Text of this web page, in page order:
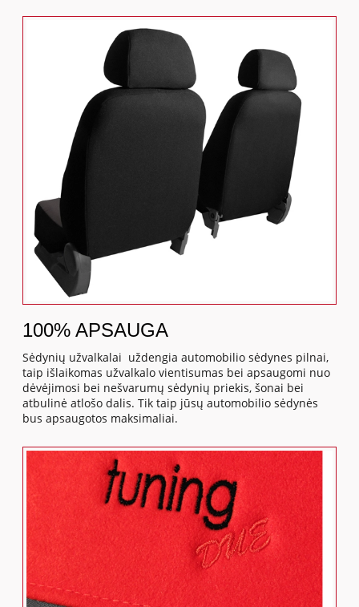
100% APSAUGA
Sėdynių užvalkalai uždengia automobilio sėdynes pilnai,
taip išlaikomas užvalkalo vientisumas bei apsaugomi nuo
dėvėjimosi bei nešvarumų sėdynių priekis, šonai bei
atbulinė atlošo dalis. Tik taip jūsų automobilio sėdynės
bus apsaugotos maksimaliai.